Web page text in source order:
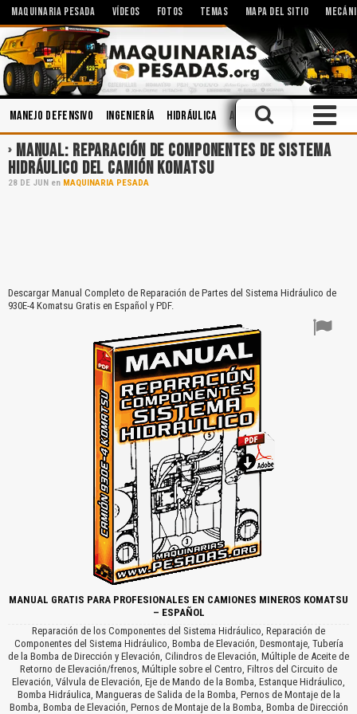
MAQUINARIA PESADA VÍDEOS FOTOS TEMAS MAPA DEL SITIO
Manejo Defensivo Ingeniería Hidráulica Accidentes Seguridad
MANUAL: REPARACIÓN DE COMPONENTES DE SISTEMA
HIDRÁULICO DEL CAMIÓN KOMATSU
28 DE JUN en MAQUINARIA PESADA
Descargar Manual Completo de Reparación de Partes del Sistema Hidráulico de
930E-4 Komatsu Gratis en Español y PDF.
MANUAL GRATIS PARA PROFESIONALES EN CAMIONES MINEROS KOMATSU
– ESPAÑOL
Reparación de los Componentes del Sistema Hidráulico, Reparación de
Componentes del Sistema Hidráulico, Bomba de Elevación, Desmontaje, Tubería
de la Bomba de Dirección y Elevación, Cilindros de Elevación, Múltiple de Aceite de
Retorno de Elevación/frenos, Múltiple sobre el Centro, Filtros del Circuito de
Elevación, Válvula de Elevación, Eje de Mando de la Bomba, Estanque Hidráulico,
Bomba Hidráulica, Mangueras de Salida de la Bomba, Pernos de Montaje de la
Bomba, Bomba de Elevación, Pernos de Montaje de la Bomba, Bomba de Dirección